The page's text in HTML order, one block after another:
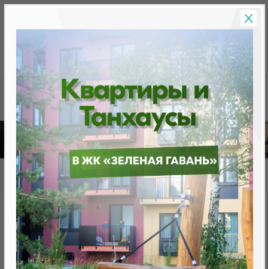
Скидки на новостройки, бонусы Готовые
Главная База новостроек Минска «Минск Мир»
12.14 "Женева", квартал "Западная Европа"
12.14 "Женева", квартал
"Западная Европа"
нет в продаже